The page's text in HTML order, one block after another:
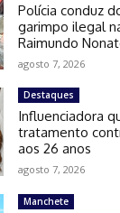
Polícia conduz
garimpo ilegal
Raimundo
agosto 7, 2026
Destaques
Influenciadora
tratamento
aos 26 anos
agosto 7, 2026
Manchete